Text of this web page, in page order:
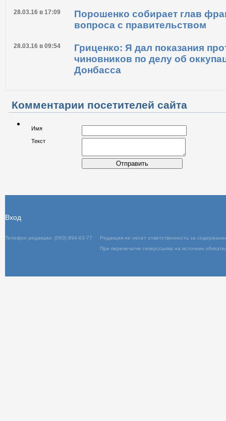
30.03.16 в 14:11
Яценюк: Я готов пойти на все,
сформировать новую
28.03.16 в 17:09
Порошенко собирает глав
вопроса с правительством
Гриценко: Я дал показания
Донбасса
Комментарии посетителей сайта
Отправить
Вход